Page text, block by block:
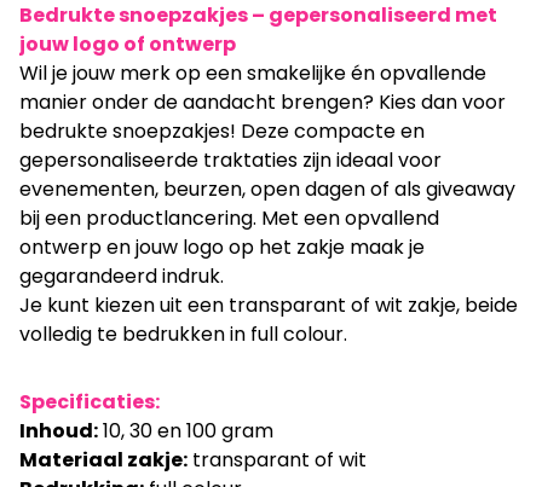
Bedrukte snoepzakjes – gepersonaliseerd met
jouw logo of ontwerp
Wil je jouw merk op een smakelijke én opvallende
manier onder de aandacht brengen? Kies dan voor
bedrukte snoepzakjes! Deze compacte en
gepersonaliseerde traktaties zijn ideaal voor
evenementen, beurzen, open dagen of als giveaway
bij een productlancering. Met een opvallend
ontwerp en jouw logo op het zakje maak je
gegarandeerd indruk.
Je kunt kiezen uit een transparant of wit zakje, beide
volledig te bedrukken in full colour.
Specificaties:
Inhoud:10, 30 en 100 gram
Materiaal zakje: transparant of wit